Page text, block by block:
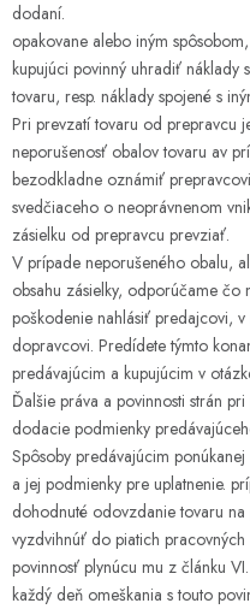
dodaní.
opakovane alebo iným
kupujúci povinný uhradiť náklady
tovaru, resp. náklady spojené s
Pri prevzatí tovaru od prepravcu
neporušenosť obalov tovaru av
bezodkladne oznámiť
svedčiaceho o neoprávnenom
zásielku od prepravcu prevziať.
V prípade neporušeného obalu,
obsahu zásielky, odporúčame
poškodenie nahlásiť predajcovi,
dopravcovi. Predídete týmto
predávajúcim a kupujúcim v
Ďalšie práva a povinnosti strán
dodacie podmienky
Spôsoby predávajúcim
a jej podmienky pre uplatnenie.
dohodnuté odovzdanie tovaru
vyzdvihnúť do piatich
povinnosť plynúcu mu z článku
každý deň omeškania s touto